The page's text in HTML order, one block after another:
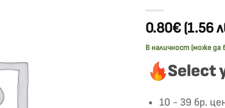
0.80€(1.56
В наличност (може да
Select
10 - 39 бр.